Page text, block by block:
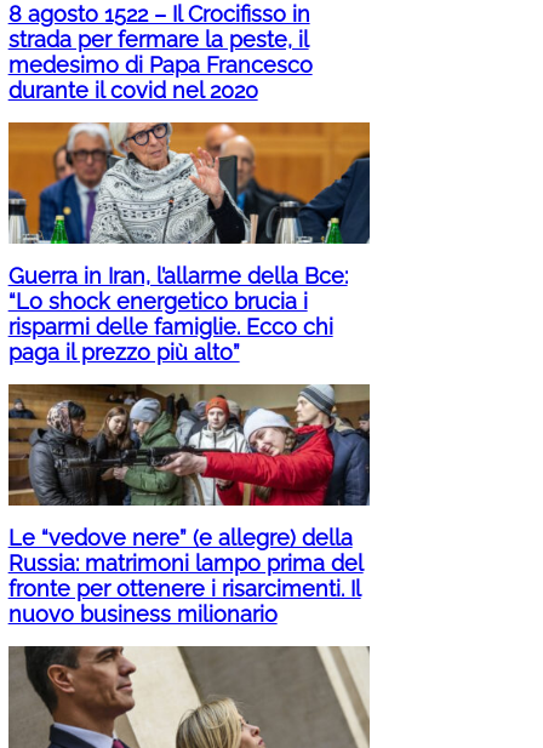
8 agosto 1522 – Il Crocifisso in
strada per fermare la peste, il
medesimo di Papa Francesco
durante il covid nel 2020
Guerra in Iran, l’allarme della Bce:
“Lo shock energetico brucia i
risparmi delle famiglie. Ecco chi
paga il prezzo più alto”
Le “vedove nere” (e allegre) della
Russia: matrimoni lampo prima del
fronte per ottenere i risarcimenti. Il
nuovo business milionario